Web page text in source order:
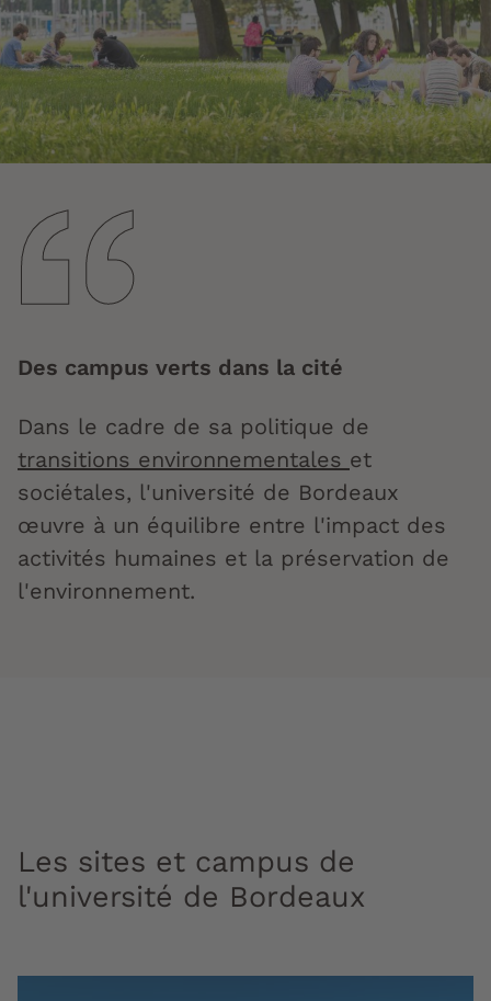
Des campus verts dans la cité
Dans le cadre de sa politique de
transitions environnementales et
sociétales, l'université de Bordeaux
œuvre à un équilibre entre l'impact des
activités humaines et la préservation de
l'environnement.
Les sites et campus de
l'université de Bordeaux